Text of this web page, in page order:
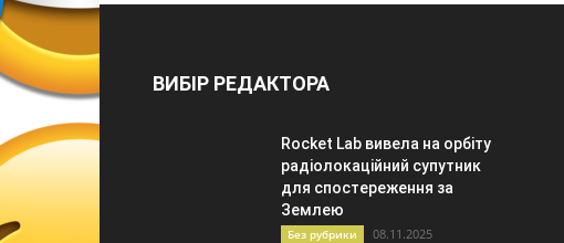
ВИБІР РЕДАКТОРА
Rocket Lab вивела на орбіту
радіолокаційний супутник
для спостереження за
Землею
Без рубрики 08.11.2025